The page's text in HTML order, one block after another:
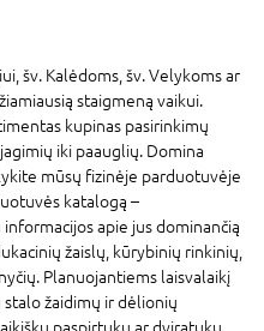
šv. Kalėdoms, šv. Velykoms ar
staigmeną vaikui.
kupinas pasirinkimų
iki paauglių. Domina
mūsų fizinėje parduotuvėje
katalogą –
apie jus dominančią
žaislų, kūrybinių rinkinių,
Planuojantiems laisvalaikį
stalo žaidimų ir dėlionių
paspirtuku ar dviratuku